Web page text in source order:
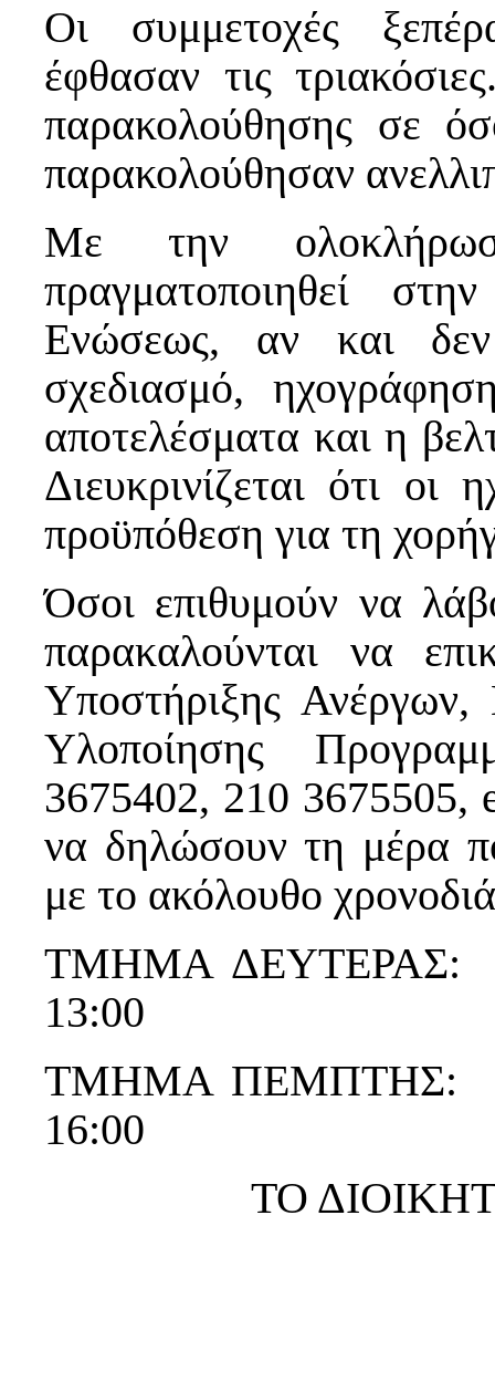
Οι συμμετοχές
έφθασαν τις
παρακολούθησης σε
παρακολούθησαν
Με την
πραγματοποιηθεί
Ενώσεως, αν και δεν
σχεδιασμό,
αποτελέσματα και η
Διευκρινίζεται ότι οι
προϋπόθεση για τη
Όσοι επιθυμούν να
παρακαλούνται να
Υποστήριξης Ανέργων,
Υλοποίησης
3675402, 210
να δηλώσουν τη μέρα
με το ακόλουθο
ΤΜΗΜΑ ΔΕΥΤΕΡΑΣ:
13:00
ΤΜΗΜΑ ΠΕΜΠΤΗΣ:
16:00
ΤΟ